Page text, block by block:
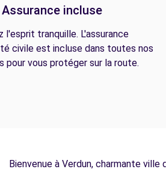
Assurance incluse
l'esprit tranquille. L'assurance
civile est incluse dans toutes nos
pour vous protéger sur la route.
Bienvenue à Verdun, charmante